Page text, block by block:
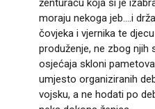
ženturaču koja si je
moraju nekoga jeb....i
čovjeka i vjernika te
produženje, ne zbog njih
osjećaja skloni
umjesto organiziranih
vojsku, a ne hodati po